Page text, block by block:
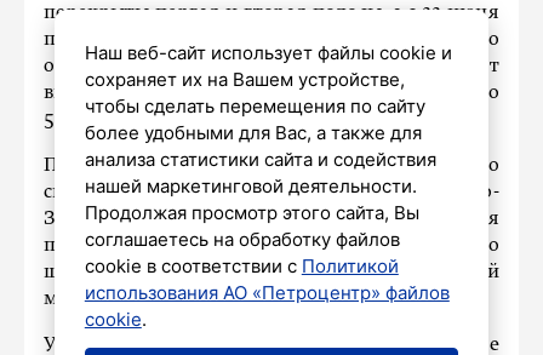
перекрыты первая и вторая полосы, а с 22 июня
по 4июля – третья и четвертая полосы. По
оставшимся свободными для движения будет
введено ограничение скоростного режима до
50 км/ч.
По словам начальника территориального
ситуационного центра ФКУ Упрдор «Северо-
Запад» Ильи Пузыревского, это необходимо для
проведения работ по замене деформационного
шва на мосту через реку Охта (Беляевский
мост).
Учреждение приносит извинения за временные
Наш веб-сайт использует файлы cookie и
сохраняет их на Вашем устройстве,
чтобы сделать перемещения по сайту
более удобными для Вас, а также для
анализа статистики сайта и содействия
нашей маркетинговой деятельности.
Продолжая просмотр этого сайта, Вы
соглашаетесь на обработку файлов
cookie в соответствии с Политикой
использования АО «Петроцентр» файлов
cookie.